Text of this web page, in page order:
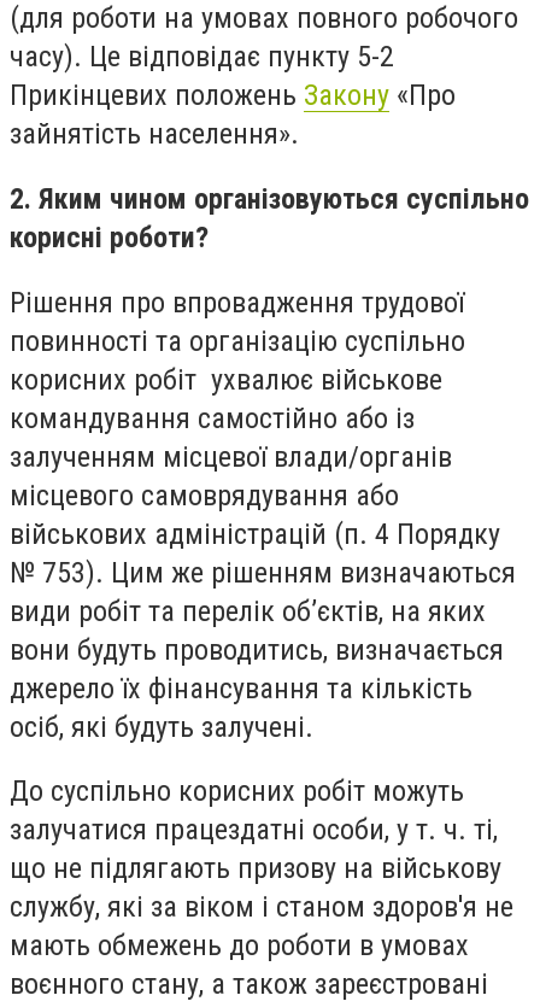
(для роботи на умовах повного робочого
часу). Це відповідає пункту 5-2
Прикінцевих положень Закону «Про
зайнятість населення».
2. Яким чином організовуються суспільно
корисні роботи?
Рішення про впровадження трудової
повинності та організацію суспільно
корисних робіт ухвалює військове
командування самостійно або із
залученням місцевої влади/органів
місцевого самоврядування або
військових адміністрацій (п. 4 Порядку
№ 753). Цим же рішенням визначаються
види робіт та перелік об’єктів, на яких
вони будуть проводитись, визначається
джерело їх фінансування та кількість
осіб, які будуть залучені.
До суспільно корисних робіт можуть
залучатися працездатні особи, у т. ч. ті,
що не підлягають призову на військову
службу, які за віком і станом здоров'я не
мають обмежень до роботи в умовах
воєнного стану, а також зареєстровані